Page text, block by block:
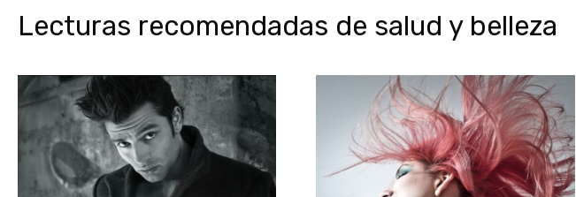
Lecturas recomendadas de salud y belleza